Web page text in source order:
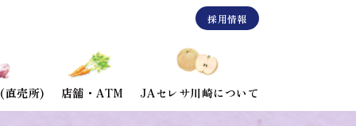
採用情報
直売所) 店舗・ATM JAセレサ川崎について